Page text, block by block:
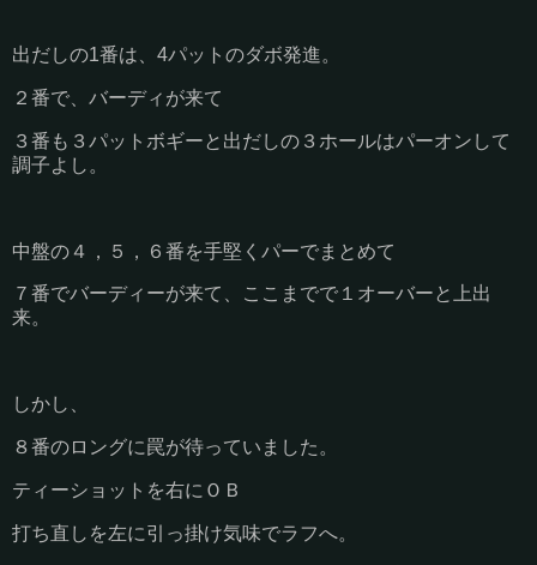
出だしの1番は、4パットのダボ発進。
２番で、バーディが来て
３番も３パットボギーと出だしの３ホールはパーオンして
調子よし。
中盤の４，５，６番を手堅くパーでまとめて
７番でバーディーが来て、ここまでで１オーバーと上出
来。
しかし、
８番のロングに罠が待っていました。
ティーショットを右にＯＢ
打ち直しを左に引っ掛け気味でラフへ。